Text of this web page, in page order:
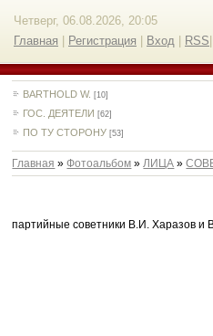
Четверг, 06.08.2026, 20:05
Главная
Регистрация Вход RSS
BARTHOLD W. [10]
ГОС. ДЕЯТЕЛИ [62]
ПО ТУ СТОРОНУ [53]
Главная »Фотоальбом »ЛИЦА »
партийные советники В.И. Харазов и